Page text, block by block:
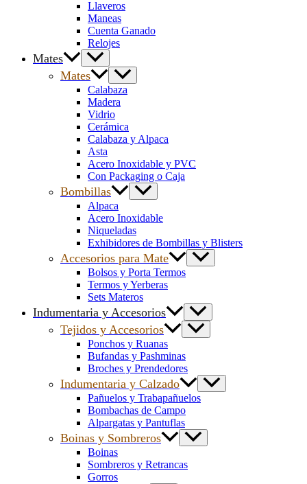
Llaveros
Maneas
Cuenta Ganado
Relojes
Mates
Mates
Calabaza
Madera
Vidrio
Cerámica
Calabaza y Alpaca
Asta
Acero Inoxidable y PVC
Con Packaging o Caja
Bombillas
Alpaca
Acero Inoxidable
Niqueladas
Exhibidores de Bombillas y Blisters
Accesorios para Mate
Bolsos y Porta Termos
Termos y Yerberas
Sets Materos
Indumentaria y Accesorios
Tejidos y Accesorios
Ponchos y Ruanas
Bufandas y Pashminas
Broches y Prendedores
Indumentaria y Calzado
Pañuelos y Trabapañuelos
Bombachas de Campo
Alpargatas y Pantuflas
Boinas y Sombreros
Boinas
Sombreros y Retrancas
Gorros